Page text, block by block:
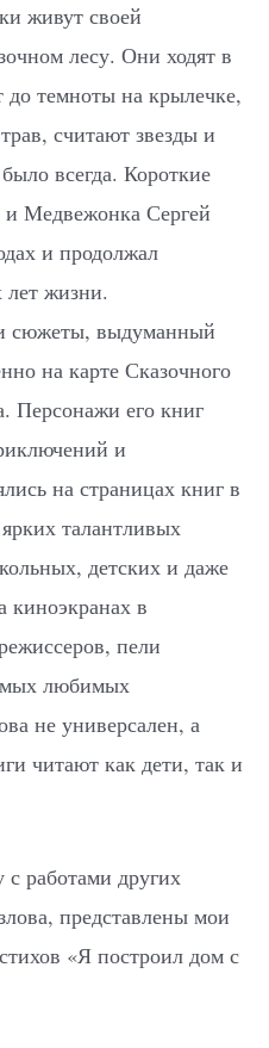
живут своей
лесу. Они ходят в
до темноты на крылечке,
считают звезды и
всегда. Короткие
Медвежонка Сергей
и продолжал
лет жизни.
сюжеты, выдуманный
на карте Сказочного
Персонажи его книг
и
на страницах книг в
талантливых
детских и даже
киноэкранах в
пели
любимых
не универсален, а
читают как дети, так и
с работами других
представлены мои
«Я построил дом с